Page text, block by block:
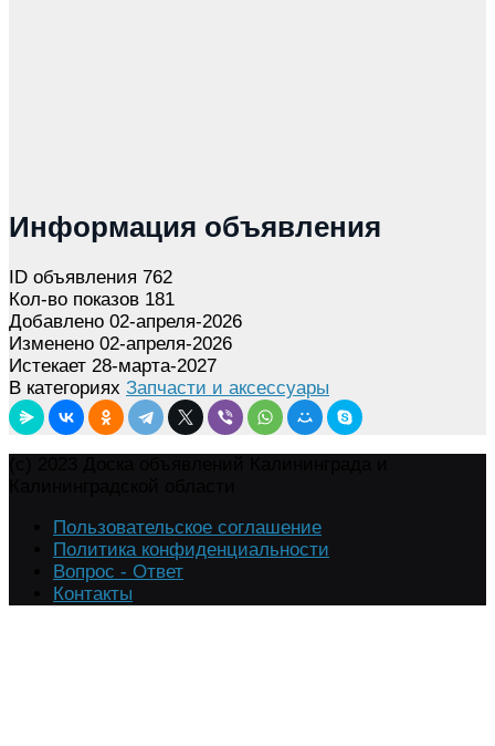
Информация объявления
ID объявления 762
Кол-во показов 181
Добавлено 02-апреля-2026
Изменено 02-апреля-2026
Истекает 28-марта-2027
В категориях Запчасти и аксессуары
Пользовательское соглашение
Политика конфиденциальности
Вопрос - Ответ
Контакты